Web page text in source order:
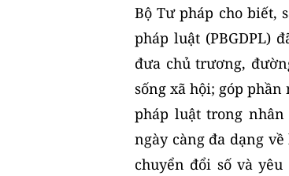
Bộ Tư pháp cho biết,
pháp luật (PBGDPL)
đưa chủ trương,
sống xã hội; góp
pháp luật trong nhân
ngày càng đa dạng
chuyển đổi số và